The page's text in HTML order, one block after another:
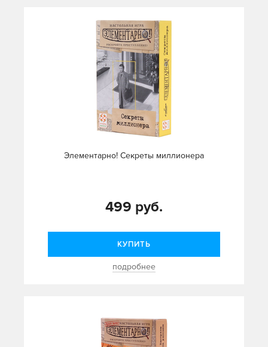
Элементарно! Секреты миллионера
499 руб.
КУПИТЬ
подробнее